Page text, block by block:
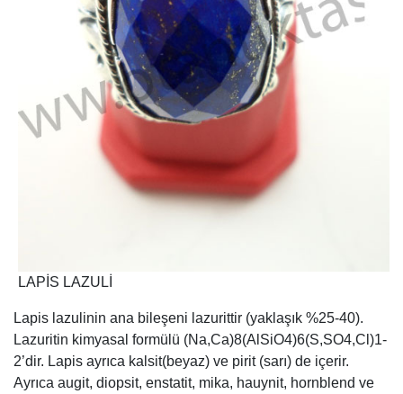
LAPİS LAZULİ
Lapis lazulinin ana bileşeni lazurittir (yaklaşık %25-40).
Lazuritin kimyasal formülü (Na,Ca)8(AlSiO4)6(S,SO4,Cl)1-
2’dir. Lapis ayrıca kalsit(beyaz) ve pirit (sarı) de içerir.
Ayrıca augit, diopsit, enstatit, mika, hauynit, hornblend ve